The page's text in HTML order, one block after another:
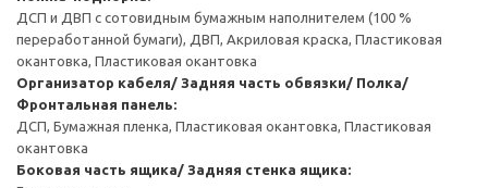
ДСП и ДВП с сотовидным бумажным наполнителем (100 %
переработанной бумаги), ДВП, Акриловая краска, Пластиковая
окантовка, Пластиковая окантовка
Организатор кабеля/ Задняя часть обвязки/ Полка/
Фронтальная панель:
ДСП, Бумажная пленка, Пластиковая окантовка, Пластиковая
окантовка
Боковая часть ящика/ Задняя стенка ящика: